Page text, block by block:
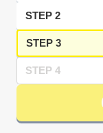
STEP 2
STEP 3
STEP 4